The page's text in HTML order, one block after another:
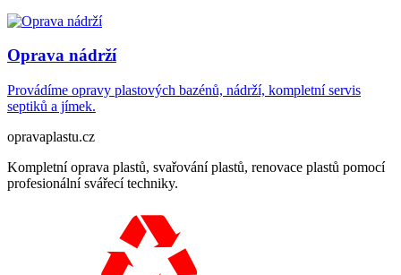
Oprava nádrží
Provádíme opravy plastových bazénů, nádrží, kompletní servis
septiků a jímek.
opravaplastu.cz
Kompletní oprava plastů, svařování plastů, renovace plastů pomocí
profesionální svářecí techniky.